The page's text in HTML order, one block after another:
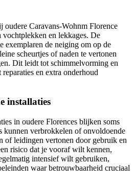
oudere Caravans-Wohnm Florence
vochtplekken en lekkages. De
exemplaren de neiging om op de
scheurtjes of naden te vertonen
Dit leidt tot schimmelvorming en
en extra onderhoud
installaties
in oudere Florences blijken soms
kunnen verbrokkelen of onvoldoende
of leidingen vertonen door gebruik en
risico dat je vooraf wilt kennen,
intensief wilt gebruiken,
waar betrouwbaarheid cruciaal